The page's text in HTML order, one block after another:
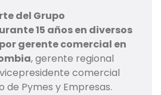
del Grupo
15 años en diversos
gerente comercial en
, gerente regional
comercial
de Pymes y Empresas.